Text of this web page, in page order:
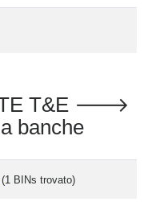
T&E 🡒
banche
(1 BINs trovato)